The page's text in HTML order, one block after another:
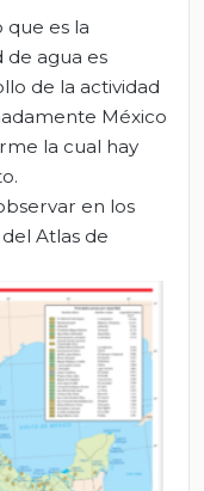
que es la
de agua es
de la actividad
México
la cual hay
en los
del Atlas de